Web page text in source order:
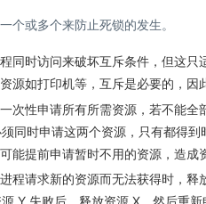
个或多个来防止死锁的发生。
同时访问来破坏互斥条件，但这只
源如打印机等，互斥是必要的，因
次性申请所有所需资源，若不能
同时申请这两个资源，只有都得
能提前申请暂时不用的资源，造成
程请求新的资源而无法获得时，
Y 失败后，释放资源 X，然后重新